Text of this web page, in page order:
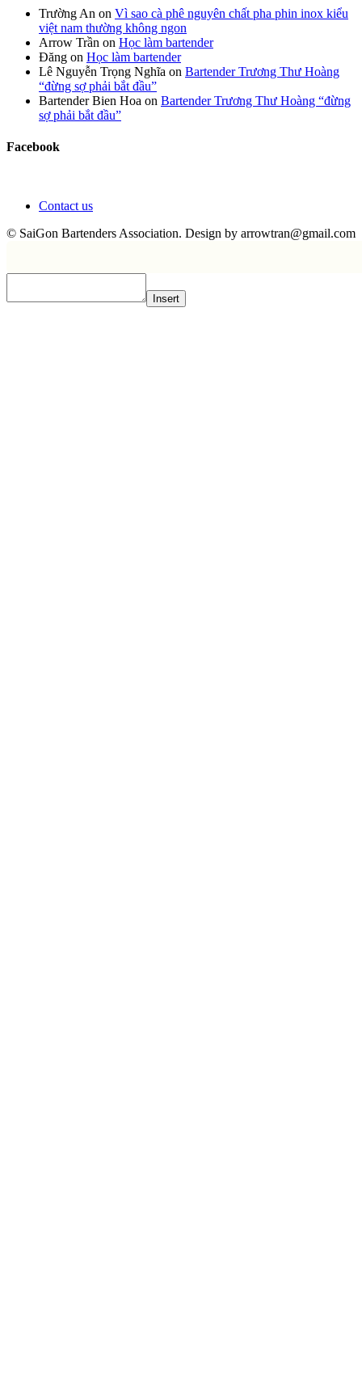
Trường An on Vì sao cà phê nguyên chất pha phin inox kiểu
việt nam thường không ngon
Arrow Trần on Học làm bartender
Đăng on Học làm bartender
Lê Nguyễn Trọng Nghĩa on Bartender Trương Thư Hoàng
“đừng sợ phải bắt đầu”
Bartender Bien Hoa on Bartender Trương Thư Hoàng “đừng
sợ phải bắt đầu”
Facebook
Contact us
© SaiGon Bartenders Association. Design by arrowtran@gmail.com
Insert